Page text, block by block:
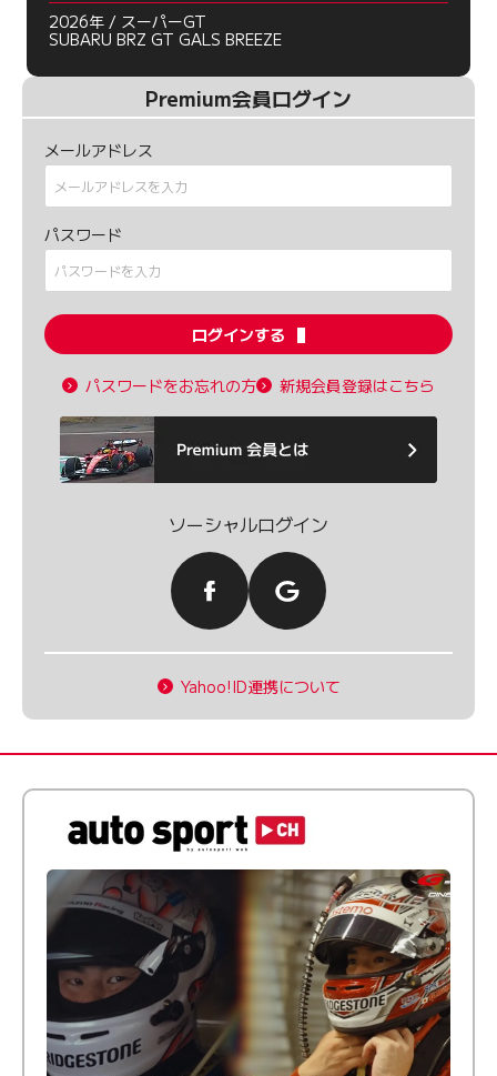
2026年 / スーパーGT
SUBARU BRZ GT GALS BREEZE
Premium会員ログイン
メールアドレス
パスワード
ログインする
パスワードをお忘れの方 新規会員登録はこちら
ソーシャルログイン
Yahoo!ID連携について